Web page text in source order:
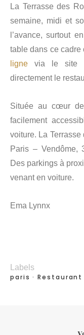
La Terrasse des
semaine, midi et
l’avance, surtout
table dans ce cadre
ligne via le site
directement le
Située au cœur
facilement
voiture. La Terrasse
Paris – Vendôme,
Des parkings à
venant en voiture.
Ema Lynnx
Labels
paris
Restaurant